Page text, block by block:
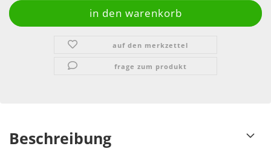
auf den merkzettel
frage zum produkt
Beschreibung